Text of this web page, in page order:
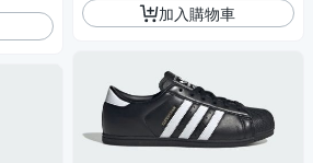
加入購物車